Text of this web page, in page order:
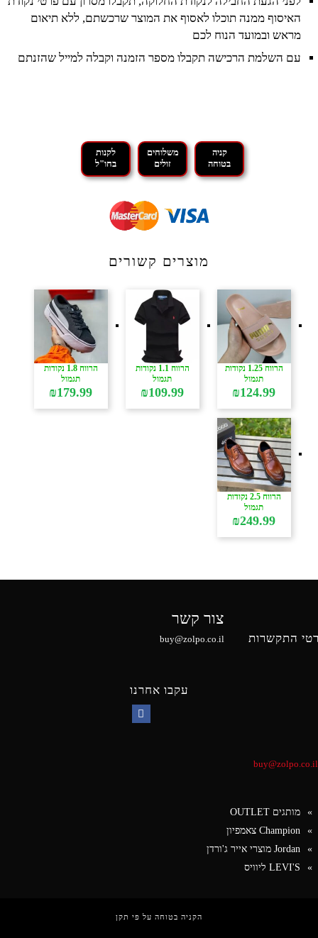
האיסוף ממנה תוכלו לאסוף את המוצר שרכשתם, ללא תיאום
מראש ובמועד הנוח לכם
עם השלמת הרכישה תקבלו מספר הזמנה וקבלה למייל שהזנתם
קניה
בטוחה
משלוחים
זולים
לקנות
בחו"ל
מוצרים קשורים
הרווח 1.25 נקודות
תגמול
₪124.99
הרווח 1.1 נקודות
תגמול
₪109.99
הרווח 1.8 נקודות
תגמול
₪179.99
הרווח 2.5 נקודות
תגמול
₪249.99
התקשרות
צור קשר
buy@zolpo.co.il
עקבו אחרנו
buy@zolpo.co.il
מותגים OUTLET
Champion צאמפיון
Jordan מוצרי אייר ג'ורדן
LEVI'S ליוויס
הקניה בטוחה על פי תקן